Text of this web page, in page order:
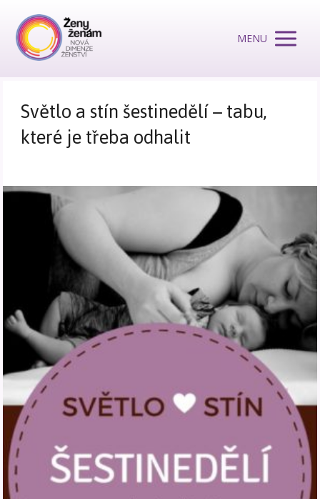
MENU
Světlo a stín šestinedělí – tabu,
které je třeba odhalit